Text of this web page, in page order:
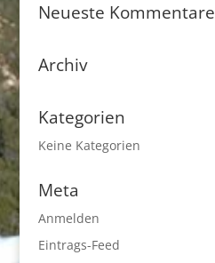
Neueste Kommentare
Archiv
Kategorien
Keine Kategorien
Meta
Anmelden
Eintrags-Feed